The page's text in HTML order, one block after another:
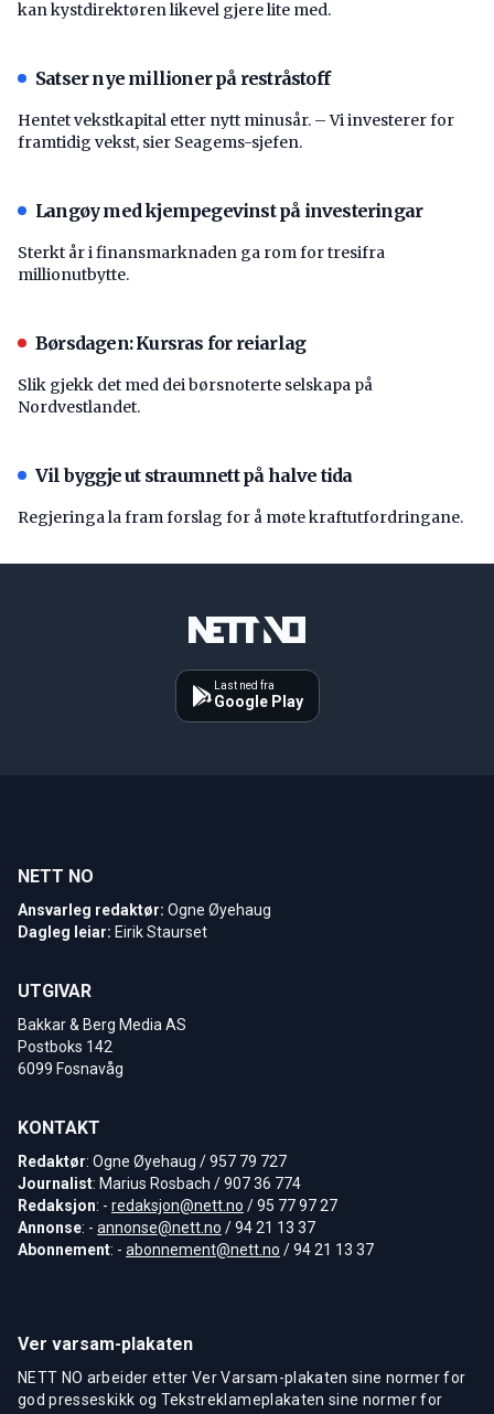
kan kystdirektøren likevel gjere lite med.
Satser nye millioner på restråstoff
Hentet vekstkapital etter nytt minusår. – Vi investerer for
framtidig vekst, sier Seagems-sjefen.
Langøy med kjempegevinst på investeringar
Sterkt år i finansmarknaden ga rom for tresifra
millionutbytte.
Børsdagen: Kursras for reiarlag
Slik gjekk det med dei børsnoterte selskapa på
Nordvestlandet.
Vil byggje ut straumnett på halve tida
Regjeringa la fram forslag for å møte kraftutfordringane.
Last ned fra
Google Play
NETT NO
Ansvarleg redaktør: Ogne Øyehaug
Dagleg leiar: Eirik Staurset
UTGIVAR
Bakkar & Berg Media AS
Postboks 142
6099 Fosnavåg
KONTAKT
Redaktør: Ogne Øyehaug / 957 79 727
Journalist: Marius Rosbach / 907 36 774
Redaksjon: - redaksjon@nett.no / 95 77 97 27
Annonse: - annonse@nett.no / 94 21 13 37
Abonnement: - abonnement@nett.no / 94 21 13 37
Ver varsam-plakaten
NETT NO arbeider etter Ver Varsam-plakaten sine normer for
god presseskikk og Tekstreklameplakaten sine normer for